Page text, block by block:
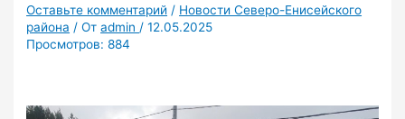
Оставьте комментарий / Новости Северо-Енисейского
района / Отadmin /12.05.2025
Просмотров: 884